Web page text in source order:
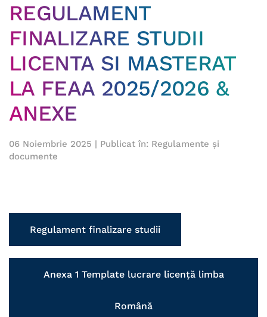
REGULAMENT
FINALIZARE STUDII
LICENTA SI MASTERAT
LA FEAA 2025/2026 &
ANEXE
06 Noiembrie 2025 | Publicat în: Regulamente și
documente
Regulament finalizare studii
Anexa 1 Template lucrare licență limba
Română